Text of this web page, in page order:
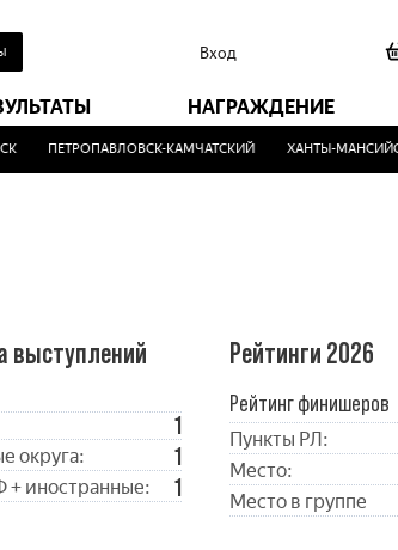
Вход
НАГРАЖДЕНИЕ
ПЕТРОПАВЛОВСК-КАМЧАТСКИЙ ХАНТЫ-МАНСИЙСК
выступлений
1
округа: 1
+ иностранные: 1
Рейтинги 2026
Рейтинг финишеров
Пункты РЛ:
Место:
Место в группе